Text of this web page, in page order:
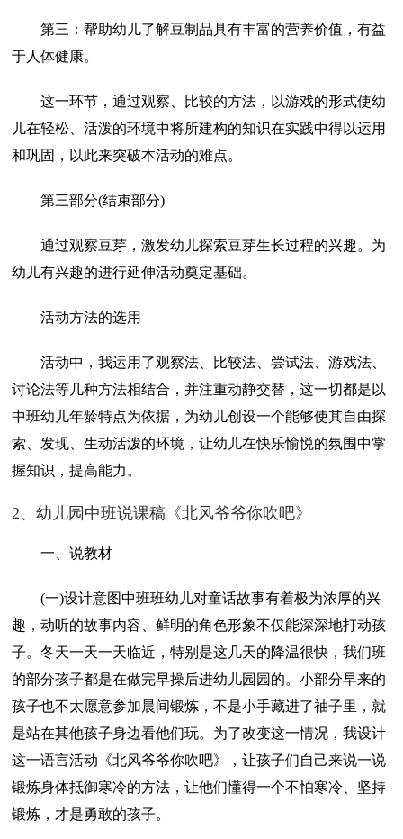
第三：帮助幼儿了解豆制品具有丰富的营养价值，有益
于人体健康。
这一环节，通过观察、比较的方法，以游戏的形式使幼
儿在轻松、活泼的环境中将所建构的知识在实践中得以运用
和巩固，以此来突破本活动的难点。
第三部分(结束部分)
通过观察豆芽，激发幼儿探索豆芽生长过程的兴趣。为
幼儿有兴趣的进行延伸活动奠定基础。
活动方法的选用
活动中，我运用了观察法、比较法、尝试法、游戏法、
讨论法等几种方法相结合，并注重动静交替，这一切都是以
中班幼儿年龄特点为依据，为幼儿创设一个能够使其自由探
索、发现、生动活泼的环境，让幼儿在快乐愉悦的氛围中掌
握知识，提高能力。
2、幼儿园中班说课稿《北风爷爷你吹吧》
一、说教材
(一)设计意图中班班幼儿对童话故事有着极为浓厚的兴
趣，动听的故事内容、鲜明的角色形象不仅能深深地打动孩
子。冬天一天一天临近，特别是这几天的降温很快，我们班
的部分孩子都是在做完早操后进幼儿园园的。小部分早来的
孩子也不太愿意参加晨间锻炼，不是小手藏进了袖子里，就
是站在其他孩子身边看他们玩。为了改变这一情况，我设计
这一语言活动《北风爷爷你吹吧》，让孩子们自己来说一说
锻炼身体抵御寒冷的方法，让他们懂得一个不怕寒冷、坚持
锻炼，才是勇敢的孩子。